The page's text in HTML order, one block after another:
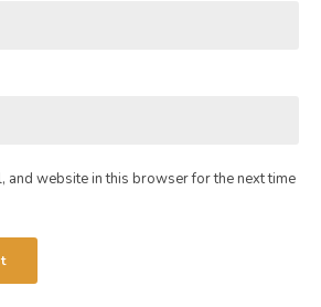
and website in this browser for the next time